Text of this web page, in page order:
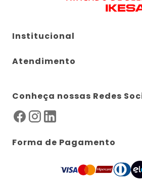
Institucional
Atendimento
Conheça nossas Redes
Forma de Pagamento